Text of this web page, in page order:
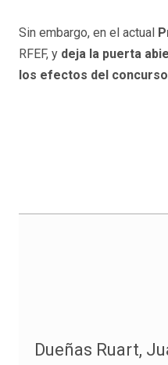
Sin embargo, en el actual
RFEF, y deja la puerta
los efectos del
Dueñas Ruart,